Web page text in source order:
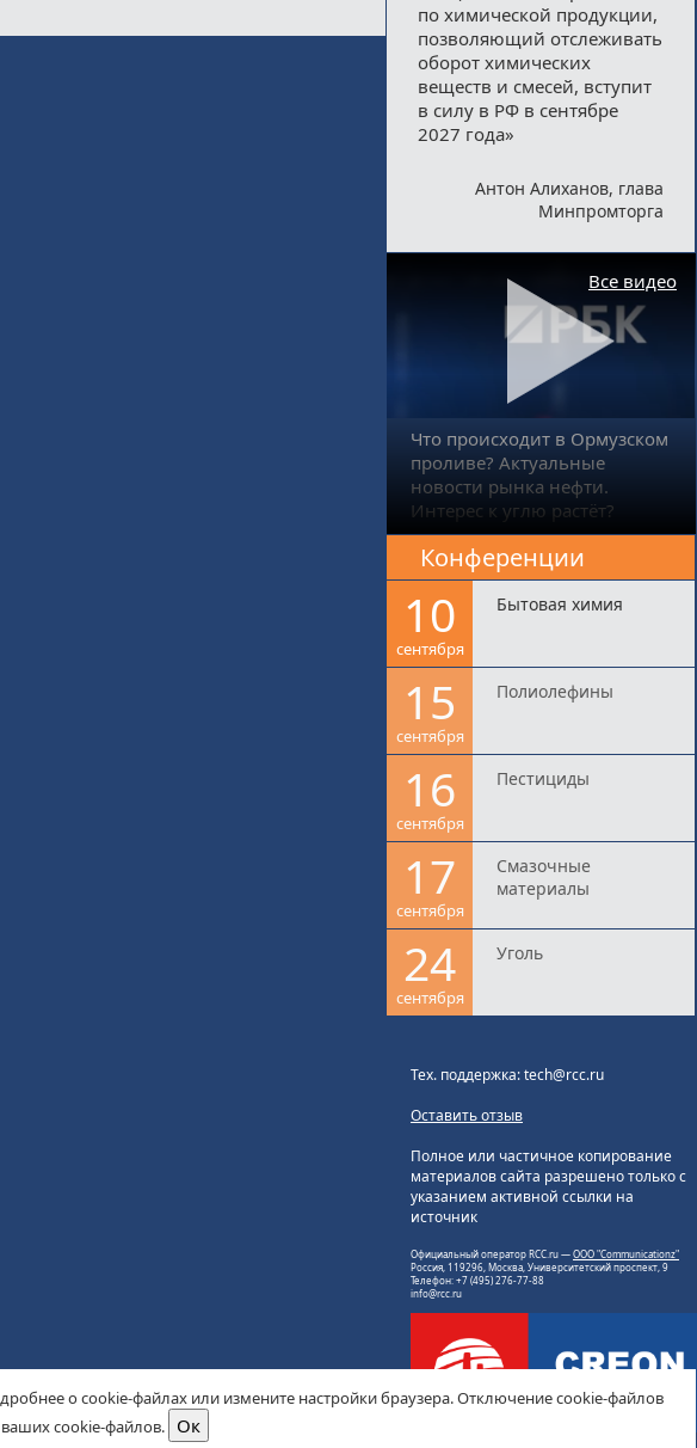
по химической продукции,
позволяющий отслеживать
оборот химических
веществ и смесей, вступит
в силу в РФ в сентябре
2027 года»
Антон Алиханов, глава
Минпромторга
Что происходит в Ормузском
проливе? Актуальные
новости рынка нефти.
Интерес к углю растёт?
Все видео
Конференции
10
сентября
Бытовая химия
15
сентября
Полиолефины
16
сентября
Пестициды
17
сентября
Смазочные
материалы
24
сентября
Уголь
Тех. поддержка: tech@rcc.ru
Оставить отзыв
Полное или частичное копирование
материалов сайта разрешено только с
указанием активной ссылки на
источник
Официальный оператор RCC.ru —ООО "Communicationz"
Россия, 119296, Москва, Университетский проспект, 9
Телефон: +7 (495) 276-77-88
info@rcc.ru
о cookie-файлах или измените настройки браузера. Отключение cookie-файлов
ваших cookie-файлов.